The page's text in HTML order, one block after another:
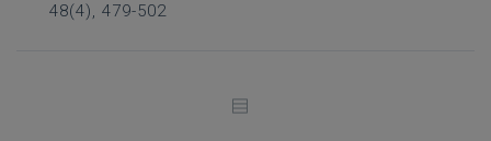
48(4), 479-502